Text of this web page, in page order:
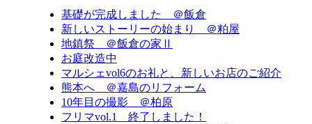
基礎が完成しました ＠飯倉
新しいストーリーの始まり ＠粕屋
地鎮祭 ＠飯倉の家Ⅱ
お庭改造中
マルシェvol6のお礼と、新しいお店のご紹介
熊本へ ＠嘉島のリフォーム
10年目の撮影 ＠柏原
フリマvol.1 終了しました！